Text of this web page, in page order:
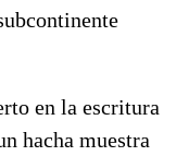
en la escritura
hacha muestra